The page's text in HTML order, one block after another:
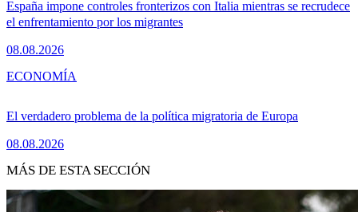
España impone controles fronterizos con Italia mientras se recrudece
el enfrentamiento por los migrantes
08.08.2026
El verdadero problema de la política migratoria de Europa
08.08.2026
ECONOMÍA
MÁS DE ESTA SECCIÓN